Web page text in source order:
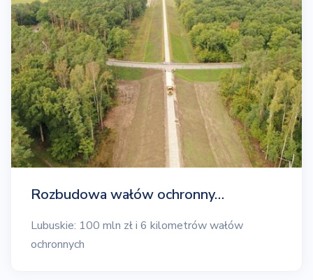
Rozbudowa wałów ochronny…
Lubuskie: 100 mln zł i 6 kilometrów wałów
ochronnych